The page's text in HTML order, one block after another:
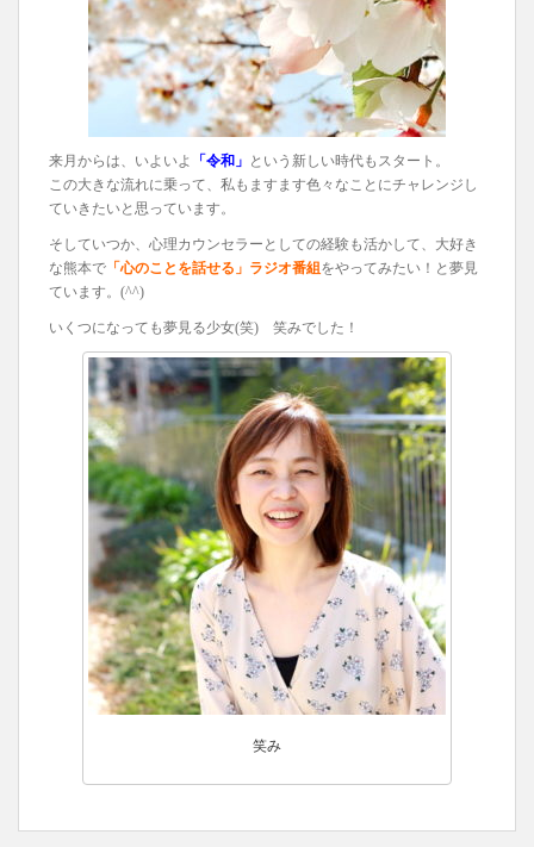
来月からは、いよいよ 「令和」 という新しい時代もスタート。
この大きな流れに乗って、私もますます色々なことにチャレンジし
ていきたいと思っています。
そしていつか、心理カウンセラーとしての経験も活かして、大好き
な熊本で 「心のことを話せる」ラジオ番組をやってみたい！と夢見
ています。(^^)
いくつになっても夢見る少女(笑) 笑みでした！
笑み